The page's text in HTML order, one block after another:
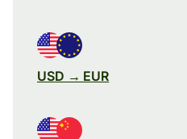
USD → EUR